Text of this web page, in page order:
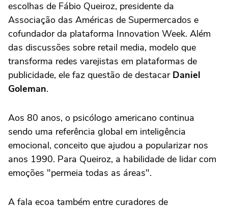
escolhas de Fábio Queiroz, presidente da
Associação das Américas de Supermercados e
cofundador da plataforma Innovation Week. Além
das discussões sobre retail media, modelo que
transforma redes varejistas em plataformas de
publicidade, ele faz questão de destacar Daniel
Goleman.
Aos 80 anos, o psicólogo americano continua
sendo uma referência global em inteligência
emocional, conceito que ajudou a popularizar nos
anos 1990. Para Queiroz, a habilidade de lidar com
emoções "permeia todas as áreas".
A fala ecoa também entre curadores de